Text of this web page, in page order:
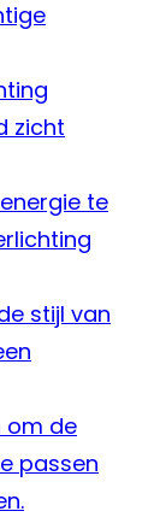
zicht
te
stijl van
om de
passen